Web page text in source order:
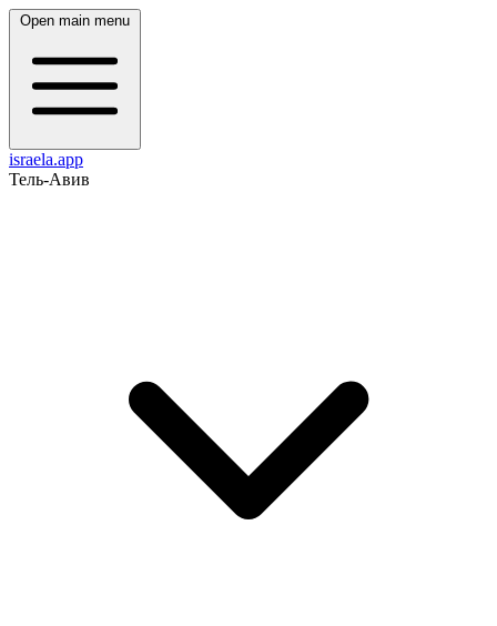
Open main menu
israela.app
Тель-Авив